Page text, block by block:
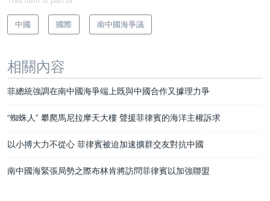
中國 國際 南中國海爭議
相關內容
菲總統強調在南中國海爭端上既與中國合作又據理力爭
“蜘蛛人” 攀爬馬尼拉摩天大樓 聲援菲律賓的海洋主權訴求
以小搏大力不從心 菲律賓被迫加速擴群交友對抗中國
南中國海緊張局勢之際布林肯將訪問菲律賓以加強聯盟